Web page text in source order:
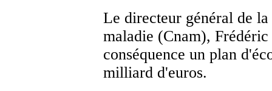
Le directeur général de la
maladie (Cnam),
conséquence un plan
milliard d'euros.